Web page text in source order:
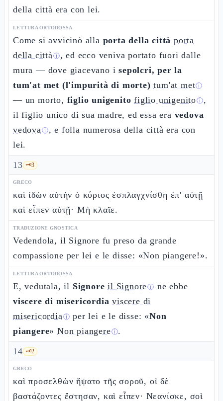
della città era con lei.
LETTURA ORTODOSSA
Come si avvicinò alla porta della città porta
della cittàⓘ, ed ecco veniva portato fuori dalle
mura — dove giacevano isepolcri, per la
tum'at met (l'impurità di morte) tum'at metⓘ
— un morto, figlio unigenito figlio unigenitoⓘ,
il figlio unico di sua madre, ed essa era vedova
vedovaⓘ, e folla numerosa della città era con
lei.
13 🗝️3
GRECO
καὶ ἰδὼν αὐτὴν ὁ κύριος ἐσπλαγχνίσθη ἐπ' αὐτῇ
καὶ εἶπεν αὐτῇ· Μὴ κλαῖε.
TRADUZIONE GNOSTICA
Vedendola, il Signore fu preso da grande
compassione per lei e le disse: «Non piangere!».
LETTURA ORTODOSSA
E, vedutala, il Signore il Signoreⓘ ne ebbe
viscere di misericordia viscere di
misericordiaⓘ per lei e le disse: «Non
piangere»Non piangereⓘ.
14 🗝️2
GRECO
καὶ προσελθὼν ἥψατο τῆς σοροῦ, οἱ δὲ
βαστάζοντες ἔστησαν, καὶ εἶπεν· Νεανίσκε, σοὶ